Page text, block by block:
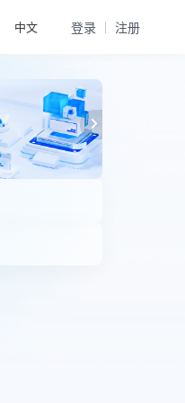
中文 登录 注册